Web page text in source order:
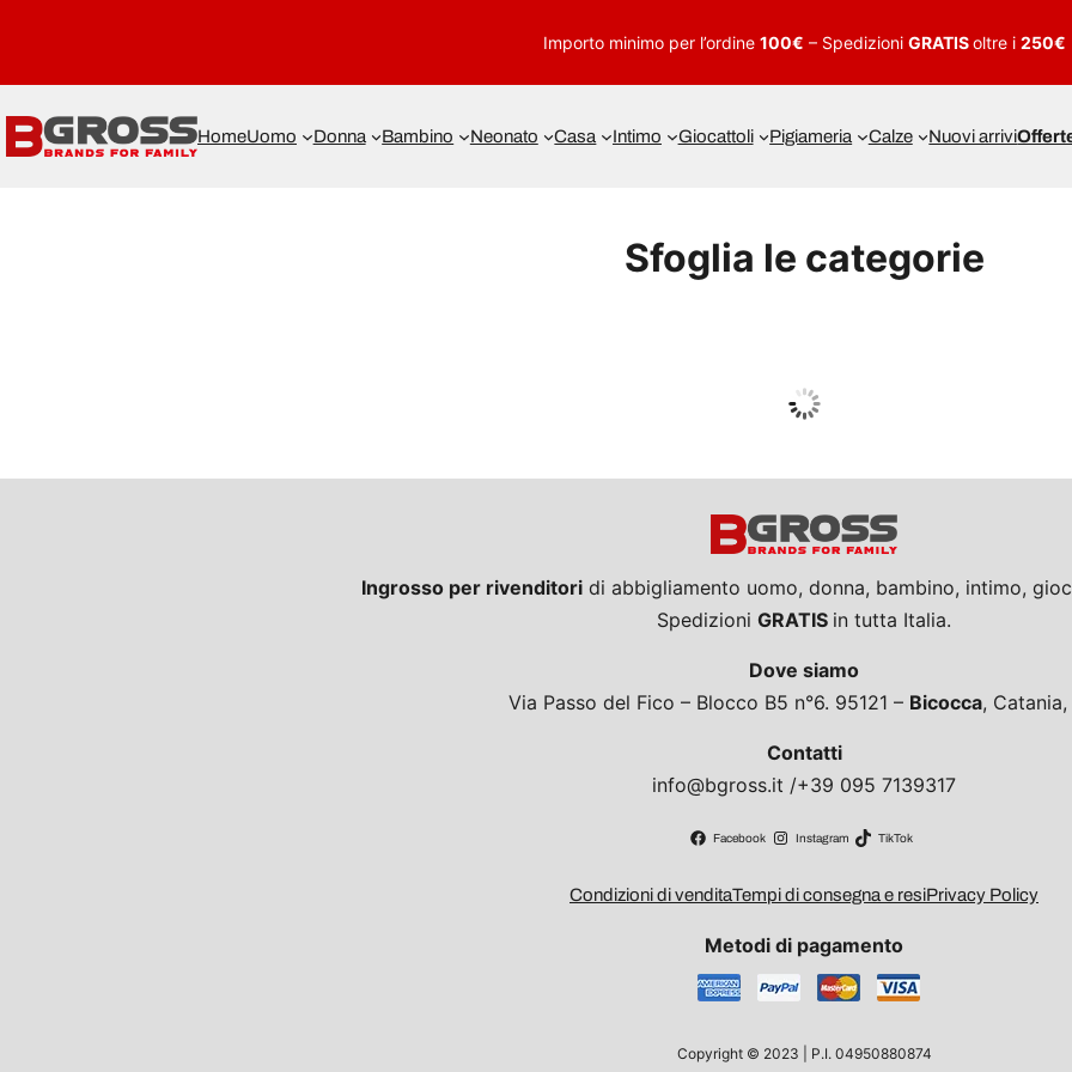
Importo minimo per l’ordine 100€ – Spedizioni GRATISoltre i 250€
HomeUomo Donna Bambino Neonato Casa Intimo Giocattoli Pigiameria Calze Nuovi arrivi
Sfoglia le categorie
Guarda tutto
Ingrosso per rivenditori di abbigliamento uomo, donna, bambino, intimo,
Spedizioni GRATIS in tutta Italia.
Dove siamo
Via Passo del Fico – Blocco B5 n°6. 95121 – Bicocca,
Contatti
info@bgross.it /+39 095 7139317
Facebook Instagram TikTok
Condizioni di venditaTempi di consegna e resiPrivacy Policy
Metodi di pagamento
Copyright © 2023 | P.I. 04950880874